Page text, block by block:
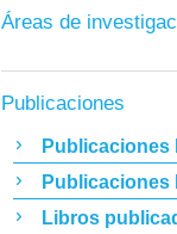
Áreas de
Publicaciones
Publicaciones
Publicaciones
Libros